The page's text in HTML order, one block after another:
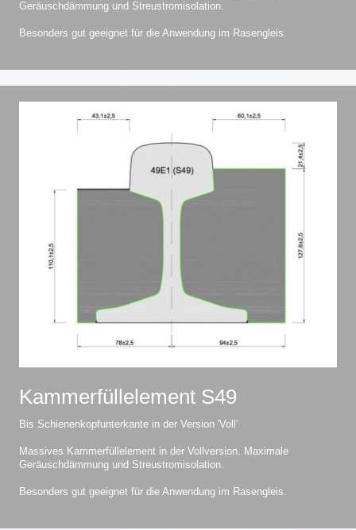
Geräuschdämmung und Streustromisolation.
Besonders gut geeignet für die Anwendung im Rasengleis.
Kammerfüllelement S49
Bis Schienenkopfunterkante in der Version 'Voll'
Massives Kammerfüllelement in der Vollversion. Maximale
Geräuschdämmung und Streustromisolation.
Besonders gut geeignet für die Anwendung im Rasengleis.